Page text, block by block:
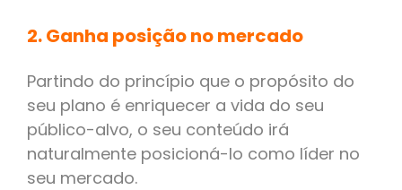
2. Ganha posição no mercado
Partindo do princípio que o propósito do
seu plano é enriquecer a vida do seu
público-alvo, o seu conteúdo irá
naturalmente posicioná-lo como líder no
seu mercado.